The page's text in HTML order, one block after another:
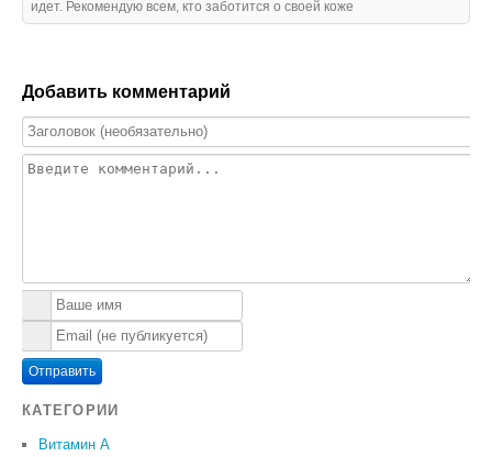
идет. Рекомендую всем, кто заботится о своей коже
Добавить комментарий
Отправить
КАТЕГОРИИ
Витамин A